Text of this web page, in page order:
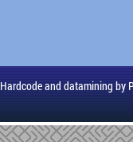
Hardcode and datamining by